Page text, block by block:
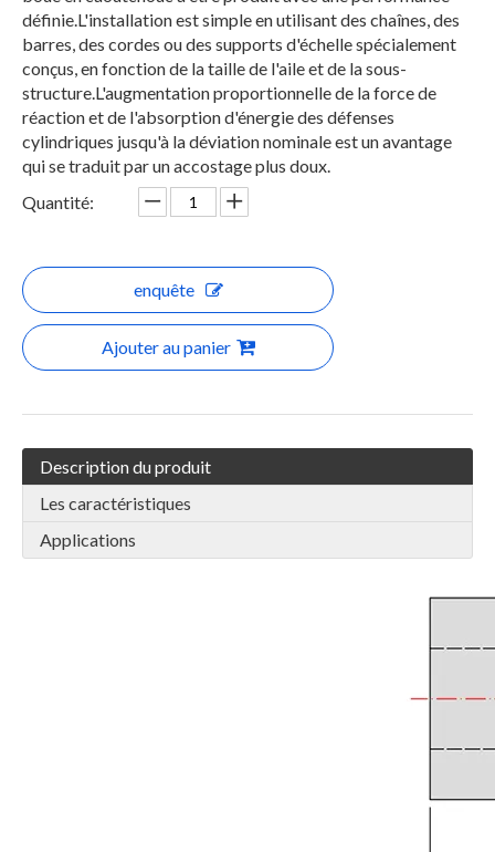
définie.L'installation est simple en utilisant des chaînes, des
barres, des cordes ou des supports d'échelle spécialement
conçus, en fonction de la taille de l'aile et de la sous-
structure.L'augmentation proportionnelle de la force de
réaction et de l'absorption d'énergie des défenses
cylindriques jusqu'à la déviation nominale est un avantage
qui se traduit par un accostage plus doux.
Quantité:
enquête
Ajouter au panier
Description du produit
Les caractéristiques
Applications